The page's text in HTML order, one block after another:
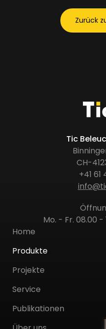
Zurück
Tic
CH-
+41 61
Mo. - Fr. 08.00 -
Home
Produkte
Projekte
Service
Publikationen